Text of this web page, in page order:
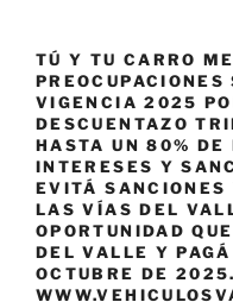
TÚ Y TU CARRO
VIGENCIA 2025
DESCUENTAZO
HASTA UN 80% DE
INTERESES Y
EVITÁ SANCIONES
LAS VÍAS DEL
OPORTUNIDAD
DEL VALLE Y
OCTUBRE DE